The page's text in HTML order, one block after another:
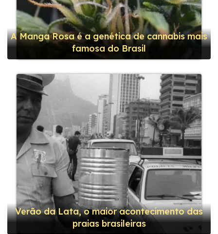
A Manga Rosa é a genética de cannabis mais
famosa do Brasil
Verão da Lata, o maior acontecimento das
praias brasileiras